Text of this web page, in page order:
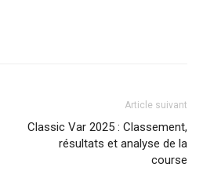
Article suivant
Classic Var 2025 : Classement,
résultats et analyse de la
course